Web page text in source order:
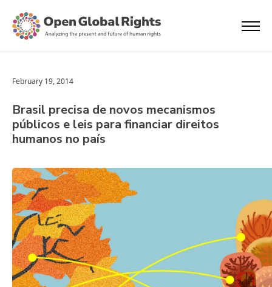
February 19, 2014
Brasil precisa de novos mecanismos
públicos e leis para financiar direitos
humanos no país